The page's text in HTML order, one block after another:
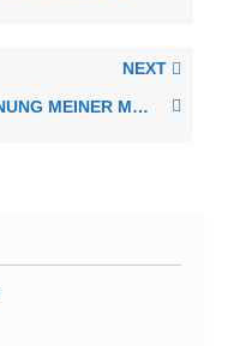
NEXT
WORAN ICH BEI DER PLANUNG MEINER MEDIENAKTIVITÄT DENKEN MUSS